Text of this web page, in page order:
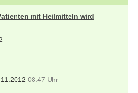
mit Heilmitteln wird
08:47 Uhr